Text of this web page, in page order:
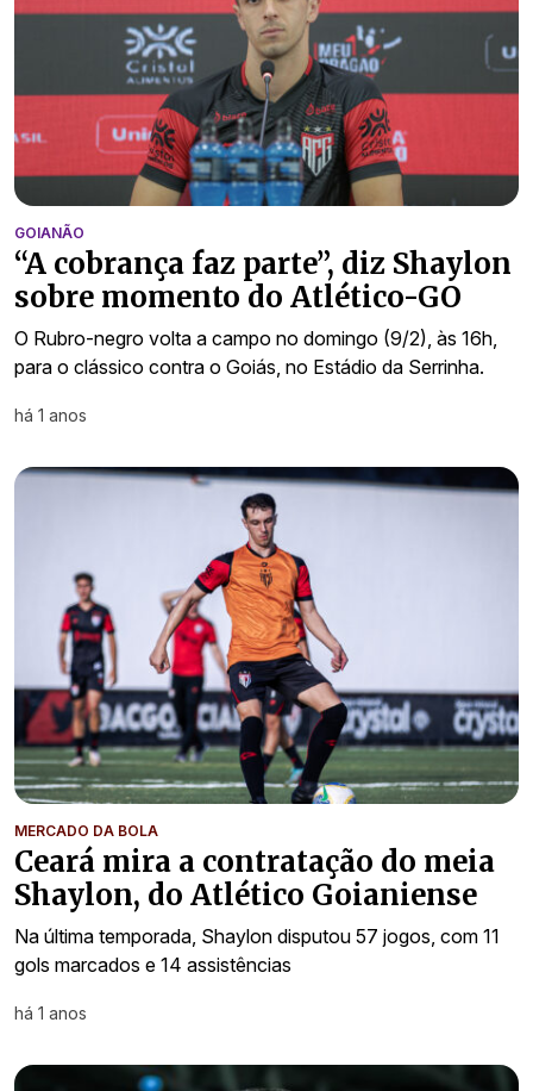
GOIANÃO
“A cobrança faz parte”, diz Shaylon
sobre momento do Atlético-GO
O Rubro-negro volta a campo no domingo (9/2), às 16h,
para o clássico contra o Goiás, no Estádio da Serrinha.
há 1 anos
MERCADO DA BOLA
Ceará mira a contratação do meia
Shaylon, do Atlético Goianiense
Na última temporada, Shaylon disputou 57 jogos, com 11
gols marcados e 14 assistências
há 1 anos